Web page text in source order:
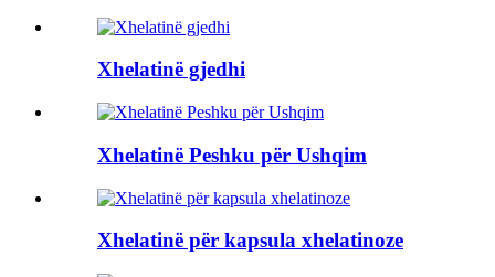
Xhelatinë gjedhi
Xhelatinë Peshku për Ushqim
Xhelatinë për kapsula xhelatinoze